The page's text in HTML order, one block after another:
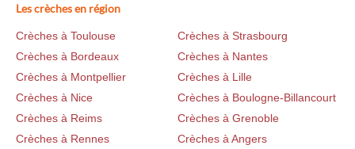
Les crèches en région
Crèches à Toulouse
Crèches à Strasbourg
Crèches à Bordeaux
Crèches à Nantes
Crèches à Montpellier
Crèches à Lille
Crèches à Nice
Crèches à Boulogne-Billancourt
Crèches à Reims
Crèches à Grenoble
Crèches à Rennes
Crèches à Angers